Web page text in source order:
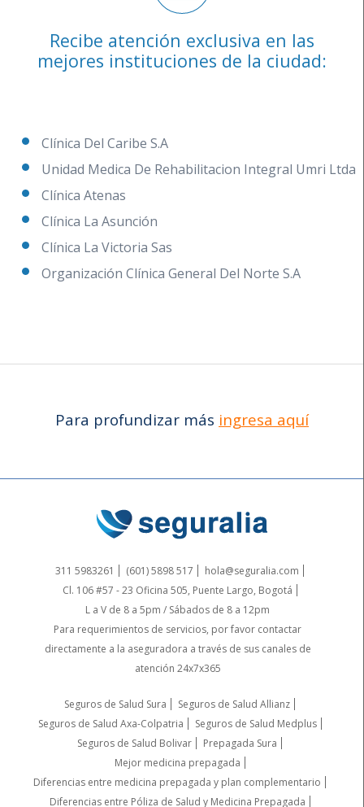
Recibe atención exclusiva en las
mejores instituciones de la ciudad:
Clínica Del Caribe S.A
Unidad Medica De Rehabilitacion Integral Umri Ltda
Clínica Atenas
Clínica La Asunción
Clínica La Victoria Sas
Organización Clínica General Del Norte S.A
Para profundizar más ingresa aquí
311 5983261 (601) 5898 517
hola@seguralia.com
Cl. 106 #57 - 23 Oficina 505, Puente Largo, Bogotá
L a V de 8 a 5pm / Sábados de 8 a 12pm
Para requerimientos de servicios, por favor contactar
directamente a la aseguradora a través de sus canales de
atención 24x7x365
Seguros de Salud Sura
Seguros de Salud Allianz
Seguros de Salud Axa-Colpatria
Seguros de Salud Medplus
Seguros de Salud Bolivar
Prepagada Sura
Mejor medicina prepagada
Diferencias entre medicina prepagada y plan complementario
Diferencias entre Póliza de Salud y Medicina Prepagada